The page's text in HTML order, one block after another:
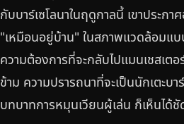
กับบาร์เซโลนาในฤดูกาลนี้ เขาประกา
"เหมือนอยู่บ้าน" ในสภาพแวดล้อมแบ
ความต้องการที่จะกลับไปแมนเชสเต
ข้าม ความปรารถนาที่จะเป็นนักเตะบา
บทบาทการหมุนเวียนผู้เล่น ก็เห็นได้ชั